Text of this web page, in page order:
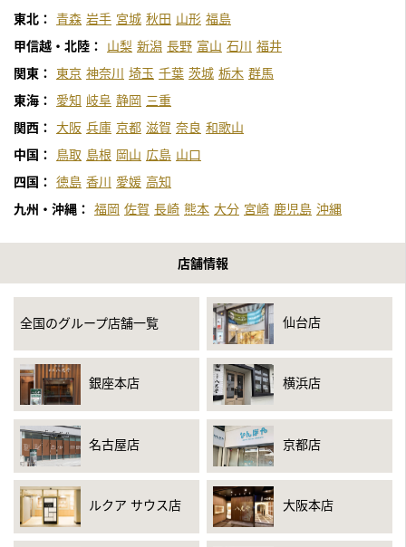
日本テレビ「1億3000万人のshowチャンネル」
2021年10月20日公開
中京テレビ「それって！？実際どうなの課」
2021年10月1日公開
テレビ東京「所さんの学校では教えてくれないそこんトコロ！」
2021年8月13日公開
テレビ東京「所さんの学校では教えてくれないそこんトコロ！」
（再放送）
2021年7月3日公開
YouTube「山奥で発見した大量の古銭を鑑定してみた」
フジテレビ「世界の何だコレ！？ミステリーSP」
「インターネットでお宝探し！」のコーナー
2021年6月9日放送
中京テレビ「それって！？実際どうなの課」
「スマホ１つで家の不用品を全部売ったら、いくらになるの
か？」のコーナー
2021年5月14日放送
テレビ東京「所さんの学校では教えてくれないそこんトコロ」
東北： 青森 岩手 宮城 秋田 山形 福島
甲信越・北陸：
山梨 新潟 長野 富山 石川 福井
関東：
東京 神奈川 埼玉 千葉 茨城 栃木 群馬
東海：
愛知 岐阜 静岡 三重
関西： 大阪 兵庫 京都 滋賀 奈良 和歌山
中国：
鳥取 島根 岡山 広島 山口
四国： 徳島 香川 愛媛 高知
九州・沖縄： 福岡 佐賀 長崎 熊本 大分 宮崎 鹿児島 沖縄
店舗情報
全国のグループ店舗一覧 仙台店
銀座本店 横浜店
名古屋店 京都店
ルクア サウス店 大阪本店